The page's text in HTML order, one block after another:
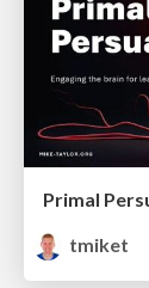
tmiket